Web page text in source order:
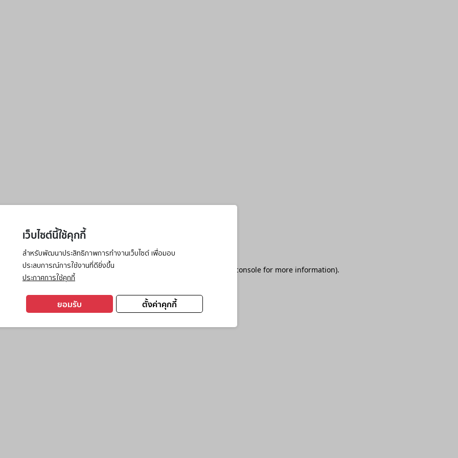
เว็บไซต์นี้ใช้คุกกี้
สำหรับพัฒนาประสิทธิภาพการทำงานเว็บไซต์ เพื่อมอบ
ประสบการณ์การใช้งานที่ดียิ่งขึ้น
ประกาศการใช้คุกกี้
ตั้งค่าคุกกี้
ยอมรับ
has occurred while loading browser console for more information).